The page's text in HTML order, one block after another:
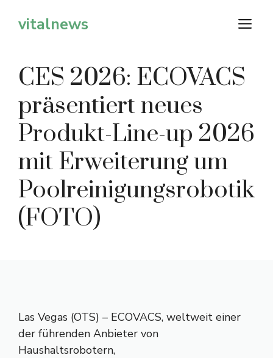
Inhaltvitalnews
CES 2026: ECOVACS
präsentiert neues
Produkt-Line-up 2026
mit Erweiterung um
Poolreinigungsrobotik
(FOTO)
Las Vegas (OTS) – ECOVACS, weltweit einer
der führenden Anbieter von
Haushaltsrobotern,